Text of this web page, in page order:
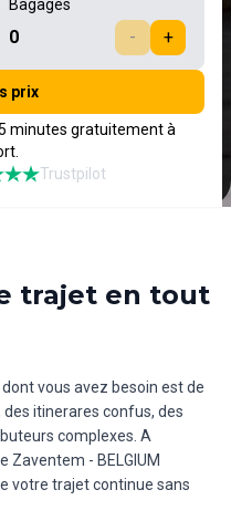
Bagages
0 - +
prix
minutes gratuitement à
Trustpilot
trajet en tout
vous avez besoin est de
itinerares confus, des
complexes. A
Zaventem - BELGIUM
votre trajet continue sans